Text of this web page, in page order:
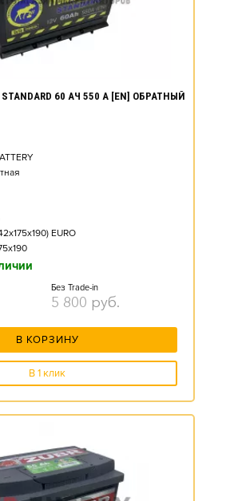
STANDARD 60 АЧ 550 А [EN] ОБРАТНЫЙ
EURO
Без Trade-in
5 800 руб.
В КОРЗИНУ
В 1 клик